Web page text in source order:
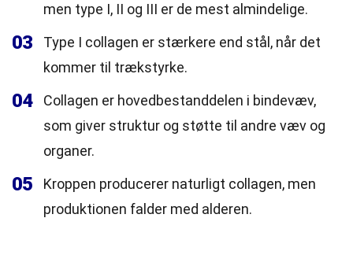
men type I, II og III er de mest almindelige.
03
Type I collagen er stærkere end stål, når det
kommer til trækstyrke.
04
Collagen er hovedbestanddelen i bindevæv,
som giver struktur og støtte til andre væv og
organer.
05
Kroppen producerer naturligt collagen, men
produktionen falder med alderen.